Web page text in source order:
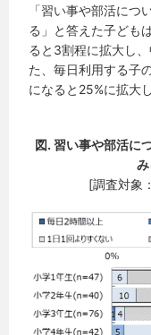
「習い事や部活につ
る」と答えた子ども
ると3割程に拡大し
た、毎日利用する子
になると25%に拡大
図. 習い事や部活に
[調査対象